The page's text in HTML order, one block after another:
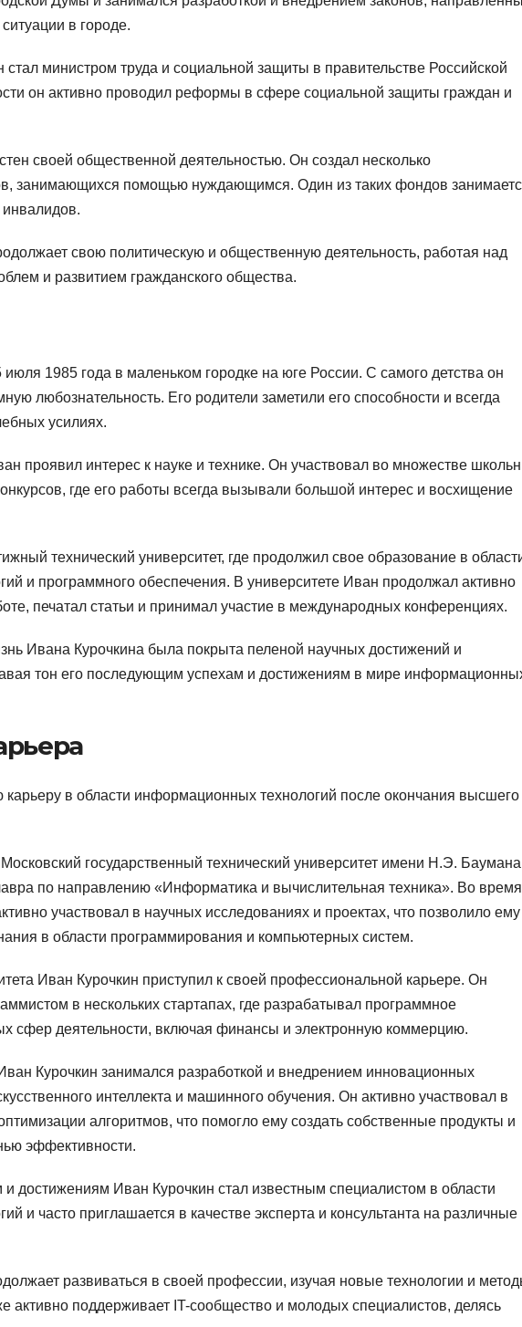
в городе.
стал министром труда и социальной защиты в правительстве Российской
он активно проводил реформы в сфере социальной защиты граждан и
своей общественной деятельностью. Он создал несколько
занимающихся помощью нуждающимся. Один из таких фондов
инвалидов.
свою политическую и общественную деятельность, работая над
и развитием гражданского общества.
1985 года в маленьком городке на юге России. С самого детства он
любознательность. Его родители заметили его способности и всегда
усилиях.
проявил интерес к науке и технике. Он участвовал во множестве
где его работы всегда вызывали большой интерес и восхищение
технический университет, где продолжил свое образование в
и программного обеспечения. В университете Иван продолжал активно
печатал статьи и принимал участие в международных конференциях.
Ивана Курочкина была покрыта пеленой научных достижений и
тон его последующим успехам и достижениям в мире
карьеру в области информационных технологий после окончания высшего
государственный технический университет имени Н.Э.
по направлению «Информатика и вычислительная техника». Во время
участвовал в научных исследованиях и проектах, что позволило ему
в области программирования и компьютерных систем.
Иван Курочкин приступил к своей профессиональной карьере. Он
в нескольких стартапах, где разрабатывал программное
сфер деятельности, включая финансы и электронную коммерцию.
Курочкин занимался разработкой и внедрением инновационных
интеллекта и машинного обучения. Он активно участвовал в
алгоритмов, что помогло ему создать собственные продукты и
эффективности.
достижениям Иван Курочкин стал известным специалистом в области
и часто приглашается в качестве эксперта и консультанта на различные
развиваться в своей профессии, изучая новые технологии и
активно поддерживает IT-сообщество и молодых специалистов, делясь